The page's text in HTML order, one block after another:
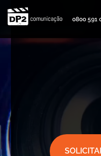
0800 591